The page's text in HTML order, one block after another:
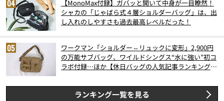
【MonoMax付録】ガバッと開いて中身が一目瞭然！
シャカの「じゃばら式４層ショルダーバッグ」は、出
し入れのしやすさも過去最高レベルだった！
ワークマン「ショルダー⇔リュックに変形」2,900円
の万能サブバッグ、ワイルドシングス“水に強い”初コ
ラボ付録…ほか【休日バッグの人気記事ランキングベ
ランキング一覧を見る